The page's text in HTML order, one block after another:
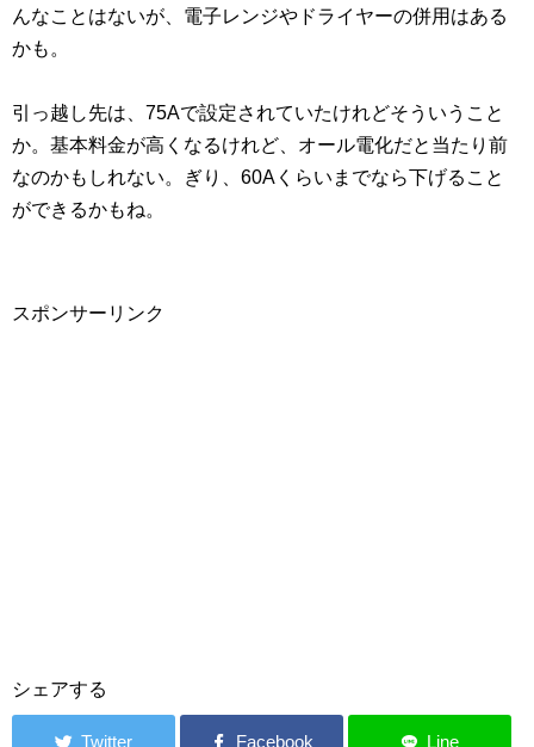
んなことはないが、電子レンジやドライヤーの併用はある
かも。
引っ越し先は、75Aで設定されていたけれどそういうこと
か。基本料金が高くなるけれど、オール電化だと当たり前
なのかもしれない。ぎり、60Aくらいまでなら下げること
ができるかもね。
スポンサーリンク
シェアする